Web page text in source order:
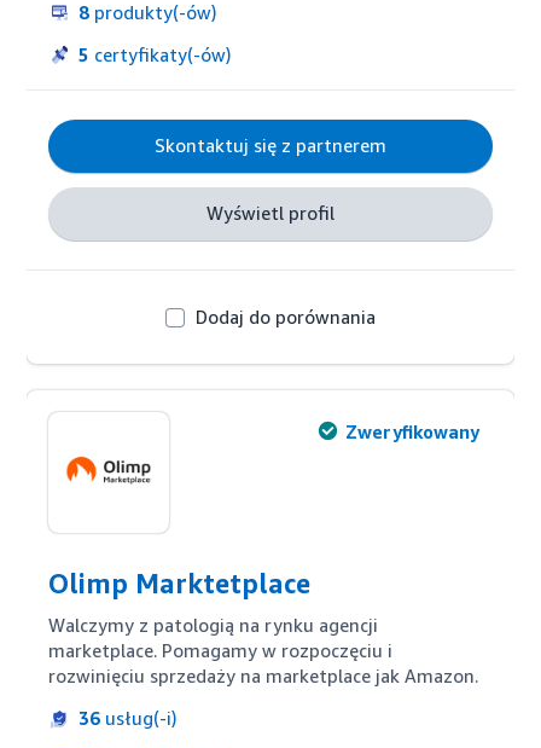
8 produkty(-ów)
5 certyfikaty(-ów)
Skontaktuj się z partnerem
Wyświetl profil
Dodaj do porównania
Zweryfikowany
Olimp Marktetplace
Walczymy z patologią na rynku agencji
marketplace. Pomagamy w rozpoczęciu i
rozwinięciu sprzedaży na marketplace jak Amazon.
36 usług(-i)